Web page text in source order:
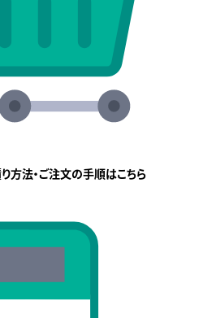
方法・ご注文の手順はこちら